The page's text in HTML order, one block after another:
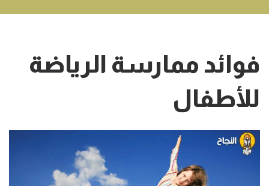
فوائد ممارسة الرياضة
للأطفال